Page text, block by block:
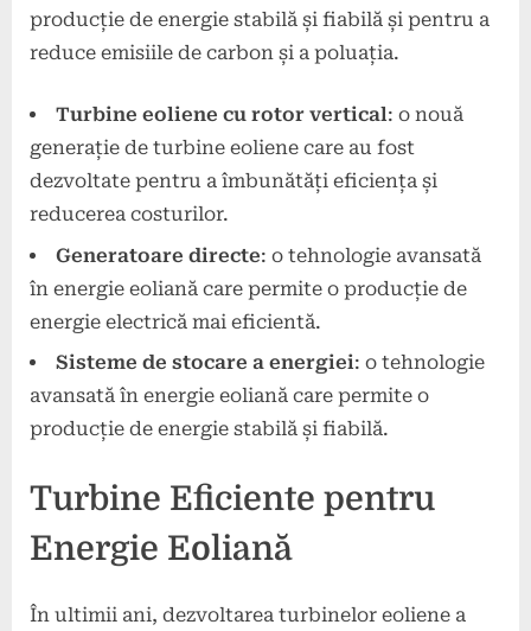
producție de energie stabilă și fiabilă și pentru a
reduce emisiile de carbon și a poluația.
Turbine eoliene cu rotor vertical: o nouă
generație de turbine eoliene care au fost
dezvoltate pentru a îmbunătăți eficiența și
reducerea costurilor.
Generatoare directe: o tehnologie avansată
în energie eoliană care permite o producție de
energie electrică mai eficientă.
Sisteme de stocare a energiei: o tehnologie
avansată în energie eoliană care permite o
producție de energie stabilă și fiabilă.
Turbine Eficiente pentru
Energie Eoliană
În ultimii ani, dezvoltarea turbinelor eoliene a